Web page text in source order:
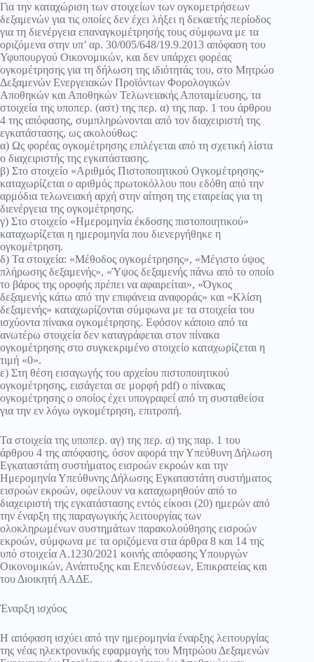
Για την καταχώριση των στοιχείων των ογκομετρήσεων
δεξαμενών για τις οποίες δεν έχει λήξει η δεκαετής περίοδος
για τη διενέργεια επαναγκομέτρησής τους σύμφωνα με τα
οριζόμενα στην υπ’ αρ. 30/005/648/19.9.2013 απόφαση του
Υφυπουργού Οικονομικών, και δεν υπάρχει φορέας
ογκομέτρησης για τη δήλωση της ιδιότητάς του, στο Μητρώο
Δεξαμενών Ενεργειακών Προϊόντων Φορολογικών
Αποθηκών και Αποθηκών Τελωνειακής Αποταμίευσης, τα
στοιχεία της υποπερ. (αστ) της περ. α) της παρ. 1 του άρθρου
4 της απόφασης, συμπληρώνονται από τον διαχειριστή της
εγκατάστασης, ως ακολούθως:
α) Ως φορέας ογκομέτρησης επιλέγεται από τη σχετική λίστα
ο διαχειριστής της εγκατάστασης.
β) Στο στοιχείο «Αριθμός Πιστοποιητικού Ογκομέτρησης»
καταχωρίζεται ο αριθμός πρωτοκόλλου που εδόθη από την
αρμόδια τελωνειακή αρχή στην αίτηση της εταιρείας για τη
διενέργεια της ογκομέτρησης.
γ) Στο στοιχείο «Ημερομηνία έκδοσης πιστοποιητικού»
καταχωρίζεται η ημερομηνία που διενεργήθηκε η
ογκομέτρηση.
δ) Τα στοιχεία: «Μέθοδος ογκομέτρησης», «Μέγιστο ύψος
πλήρωσης δεξαμενής», «Ύψος δεξαμενής πάνω από το οποίο
το βάρος της οροφής πρέπει να αφαιρείται», «Όγκος
δεξαμενής κάτω από την επιφάνεια αναφοράς» και «Κλίση
δεξαμενής» καταχωρίζονται σύμφωνα με τα στοιχεία του
ισχύοντα πίνακα ογκομέτρησης. Εφόσον κάποιο από τα
ανωτέρω στοιχεία δεν καταγράφεται στον πίνακα
ογκομέτρησης στο συγκεκριμένο στοιχείο καταχωρίζεται η
τιμή «0».
ε) Στη θέση εισαγωγής του αρχείου πιστοποιητικού
ογκομέτρησης, εισάγεται σε μορφή pdf) ο πίνακας
ογκομέτρησης ο οποίος έχει υπογραφεί από τη συσταθείσα
για την εν λόγω ογκομέτρηση, επιτροπή.
Τα στοιχεία της υποπερ. αγ) της περ. α) της παρ. 1 του
άρθρου 4 της απόφασης, όσον αφορά την Υπεύθυνη Δήλωση
Εγκαταστάτη συστήματος εισροών εκροών και την
Ημερομηνία Υπεύθυνης Δήλωσης Εγκαταστάτη συστήματος
εισροών εκροών, οφείλουν να καταχωρηθούν από το
διαχειριστή της εγκατάστασης εντός είκοσι (20) ημερών από
την έναρξη της παραγωγικής λειτουργίας των
ολοκληρωμένων συστημάτων παρακολούθησης εισροών
εκροών, σύμφωνα με τα οριζόμενα στα άρθρα 8 και 14 της
υπό στοιχεία Α.1230/2021 κοινής απόφασης Υπουργών
Οικονομικών, Ανάπτυξης και Επενδύσεων, Επικρατείας και
του Διοικητή ΑΑΔΕ.
Έναρξη ισχύος
Η απόφαση ισχύει από την ημερομηνία έναρξης λειτουργίας
της νέας ηλεκτρονικής εφαρμογής του Μητρώου Δεξαμενών